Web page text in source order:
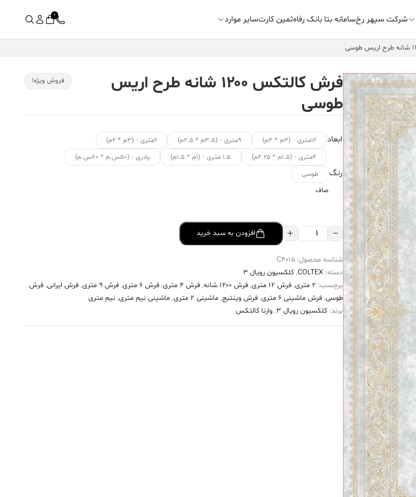
شرکت سپهر رخسامانه بتا بانک رفاهثمین کارتسایر موارد 0
فرش کالتکس ۱۲۰۰ شانه طرح اریس
طوسی
فروش ویژه!
ابعاد ۱۲متری - (۳م * ۴م) ۹متری - (۳.۵م * ۲.۵م)
۶متری - (۳م * ۲م)
۴متری - (۱.۵م * ۲.۲۵م)
۱.۵ متری - (۱م * ۱.۵م) پادری - (۵۰س.م * ۸۰س.م)
رنگ
طوسی
صاف
فرش
۱۲۰۰
شانه
طرح
اریس
افزودن به سبد خرید
شناسه محصول: C4015
دسته: COLTEX
, کلکسیون رویال 3
برچسب: 2 متری , فرش 12 متری , فرش ۱۲۰۰ شانه , فرش 4 متری , فرش 6 متری , فرش 9 متری , فرش ایرانی, فرش
طوسی, فرش ماشینی 6 متری , فرش وینتیج, ماشینی 2 متری , ماشینی نیم متری, نیم متری
برند: کلکسیون رویال 3 , وارنا کالتکس